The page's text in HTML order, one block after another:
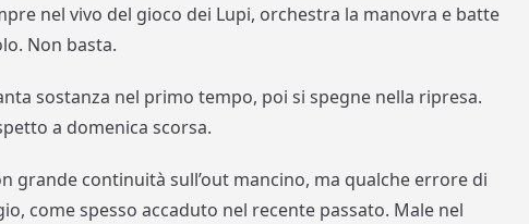
nel vivo del gioco dei Lupi, orchestra la manovra e batte
Non basta.
sostanza nel primo tempo, poi si spegne nella ripresa.
a domenica scorsa.
grande continuità sull’out mancino, ma qualche errore di
come spesso accaduto nel recente passato. Male nel